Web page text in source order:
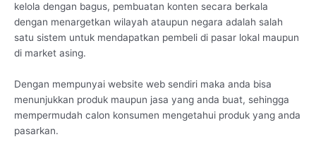
kelola dengan bagus, pembuatan konten secara berkala
dengan menargetkan wilayah ataupun negara adalah salah
satu sistem untuk mendapatkan pembeli di pasar lokal maupun
di market asing.
Dengan mempunyai website web sendiri maka anda bisa
menunjukkan produk maupun jasa yang anda buat, sehingga
mempermudah calon konsumen mengetahui produk yang anda
pasarkan.